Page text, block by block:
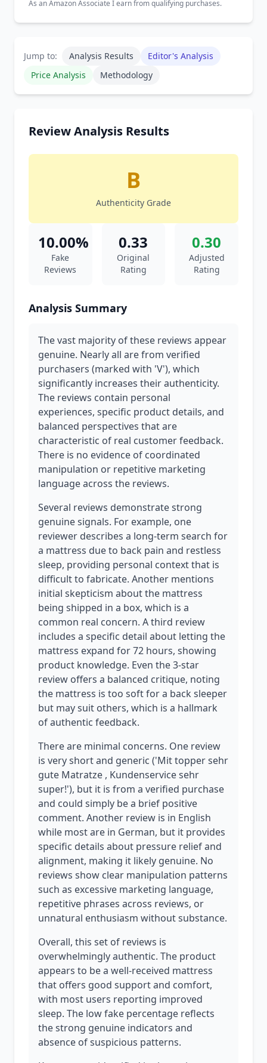
As an Amazon Associate I earn from qualifying purchases.
Jump to: Analysis Results
Editor's Analysis
Price Analysis
Methodology
Review Analysis Results
B
Authenticity Grade
10.00%
Fake
Reviews
0.33
Original
Rating
0.30
Adjusted
Rating
Analysis Summary
The vast majority of these reviews appear
genuine. Nearly all are from verified
purchasers (marked with 'V'), which
significantly increases their authenticity.
The reviews contain personal
experiences, specific product details, and
balanced perspectives that are
characteristic of real customer feedback.
There is no evidence of coordinated
manipulation or repetitive marketing
language across the reviews.
Several reviews demonstrate strong
genuine signals. For example, one
reviewer describes a long-term search for
a mattress due to back pain and restless
sleep, providing personal context that is
difficult to fabricate. Another mentions
initial skepticism about the mattress
being shipped in a box, which is a
common real concern. A third review
includes a specific detail about letting the
mattress expand for 72 hours, showing
product knowledge. Even the 3-star
review offers a balanced critique, noting
the mattress is too soft for a back sleeper
but may suit others, which is a hallmark
of authentic feedback.
There are minimal concerns. One review
is very short and generic ('Mit topper sehr
gute Matratze , Kundenservice sehr
super!'), but it is from a verified purchase
and could simply be a brief positive
comment. Another review is in English
while most are in German, but it provides
specific details about pressure relief and
alignment, making it likely genuine. No
reviews show clear manipulation patterns
such as excessive marketing language,
repetitive phrases across reviews, or
unnatural enthusiasm without substance.
Overall, this set of reviews is
overwhelmingly authentic. The product
appears to be a well-received mattress
that offers good support and comfort,
with most users reporting improved
sleep. The low fake percentage reflects
the strong genuine indicators and
absence of suspicious patterns.